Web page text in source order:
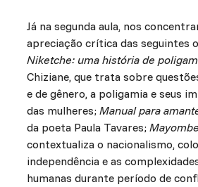
Já na segunda aula, nos
apreciação crítica das seguintes
Niketche: uma história de
Chiziane, que trata sobre
e de gênero, a poligamia e seus
das mulheres; Manual para
da poeta Paula Tavares; Mayombe
contextualiza o nacionalismo,
independência e as
humanas durante período de